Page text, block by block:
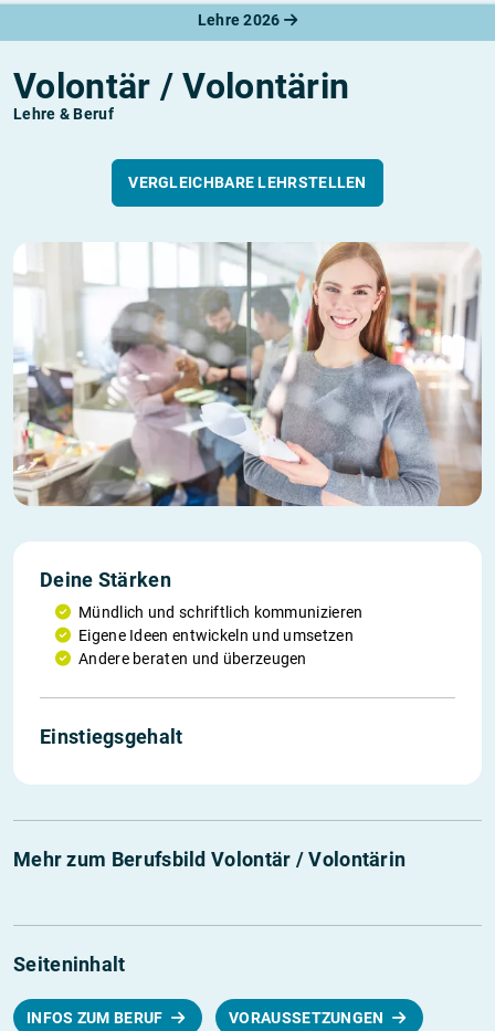
Lehre 2026
Volontär / Volontärin
Lehre & Beruf
VERGLEICHBARE LEHRSTELLEN
Deine Stärken
Mündlich und schriftlich kommunizieren
Eigene Ideen entwickeln und umsetzen
Andere beraten und überzeugen
Einstiegs­gehalt
Mehr zum Berufsbild Volontär / Volontärin
Seiteninhalt
INFOS ZUM BERUF VORAUSSETZUNGEN